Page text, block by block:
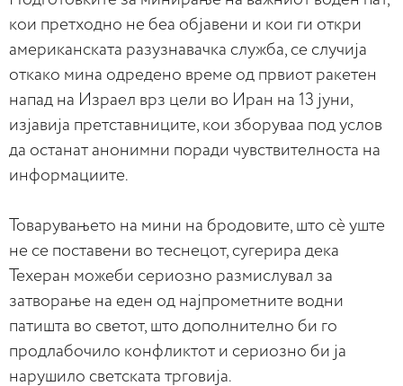
кои претходно не беа објавени и кои ги откри
американската разузнавачка служба, се случија
откако мина одредено време од првиот ракетен
напад на Израел врз цели во Иран на 13 јуни,
изјавија претставниците, кои зборуваа под услов
да останат анонимни поради чувствителноста на
информациите.
Товарувањето на мини на бродовите, што сè уште
не се поставени во теснецот, сугерира дека
Техеран можеби сериозно размислувал за
затворање на еден од најпрометните водни
патишта во светот, што дополнително би го
продлабочило конфликтот и сериозно би ја
нарушило светската трговија.